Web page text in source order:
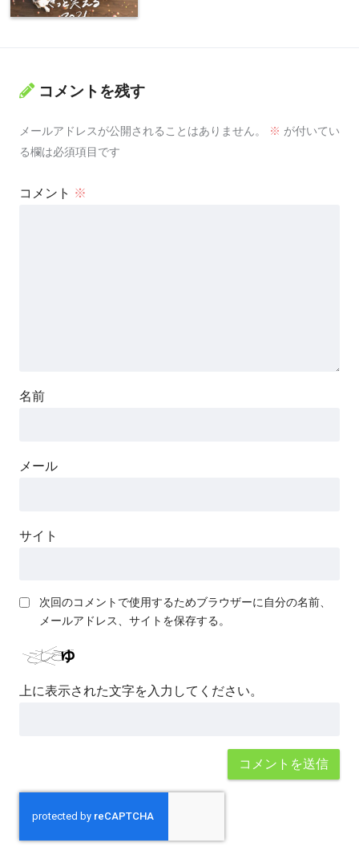
コメントを残す
メールアドレスが公開されることはありません。 ※ が付いてい
る欄は必須項目です
コメント ※
名前
メール
サイト
次回のコメントで使用するためブラウザーに自分の名前、
メールアドレス、サイトを保存する。
上に表示された文字を入力してください。